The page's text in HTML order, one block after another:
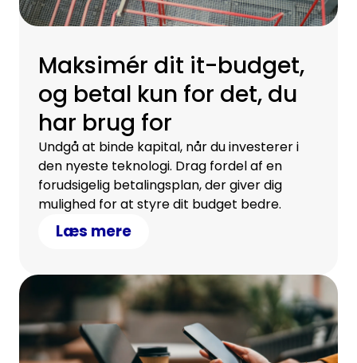
Maksimér dit it-budget,
og betal kun for det, du
har brug for
Undgå at binde kapital, når du investerer i
den nyeste teknologi. Drag fordel af en
forudsigelig betalingsplan, der giver dig
mulighed for at styre dit budget bedre.
Læs mere